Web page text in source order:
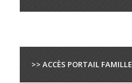
>> ACCÈS PORTAIL FAMILLE